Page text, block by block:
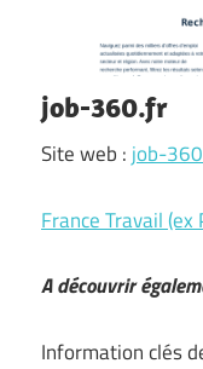
job-360.fr
Site web : job-
France Travail
A découvrir
Information clés